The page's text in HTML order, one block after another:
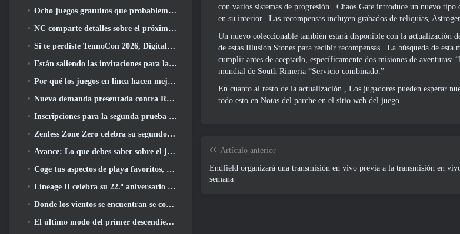
con varios sistemas de progresión.. Chaos Gate introduce un nuevo
en su interior.. Las recompensas incluyen grabados de reliquias,
Un nuevo coleccionable también estará disponible con la actualización
de estas Illusion Stones para recibir recompensas.. La búsqueda de
cumplir antes de aceptarlo, específicamente dos misiones de
mundial de South Rimeria “Servicio combinado.”
En cuanto al resto de la actualización., Los jugadores pueden esperar
todo esto en Notas del parche en el sitio web del juego..
Artículo anterior
Endfield organizará una transmisión en vivo previa a la transmisión en
semana
Ocho juegos gratuitos que probablemente pasaste por alto y que forman parte del Train Fest de Steam
NC comparte detalles sobre el próximo acceso anticipado de Aion 2
Si te perdiste TennoCon 2026, Digital Extremes comparte todos los paneles
Están saliendo las invitaciones para la prueba de “dicotomía” de Silver Palace
Por qué los juegos en línea hacen mejor anime que el anime hace juegos
Nueva demanda presentada contra Roblox en Oregon alegando un incidente de preparación infantil
Inscripciones para la segunda prueba cerrada mundial de Global MapleStory Classic
Zenless Zone Zero celebra su segundo aniversario ofreciendo a los jugadores la posibilidad de elegir un agente de rango S gratuito
Avance: Lo que debes saber sobre el juego de recolección de criaturas de HoYoverse, Honkai: Alma de enlace
Coge tus aspectos de playa favoritos, Los juegos de verano han regresado a Overwatch
Lineage II celebra su 22.º aniversario con un álbum en vinilo de edición coleccionista
Donde los vientos se encuentran se convierte en una versión “Eastern Steampunk” 2.0
El último modo del primer descendiente reúne las difíciles batallas de intercepción del vacío y las profundidades